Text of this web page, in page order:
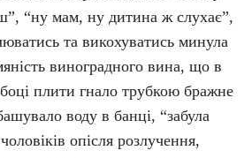
“ну мам, ну дитина ж слухає”,
та викохуватись минула
виноградного вина, що в
плити гнало трубкою бражне
воду в банці, “забула
опісля розлучення,